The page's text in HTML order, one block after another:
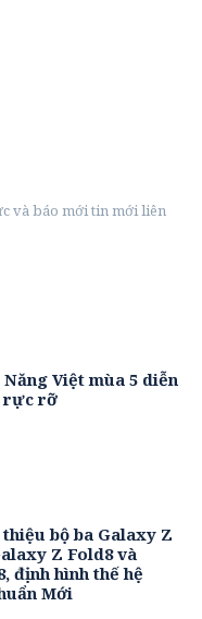
và báo mới tin mới liên
Việt mùa 5 diễn
rực rỡ
bộ ba Galaxy Z
Z Fold8 và
định hình thế hệ
Mới